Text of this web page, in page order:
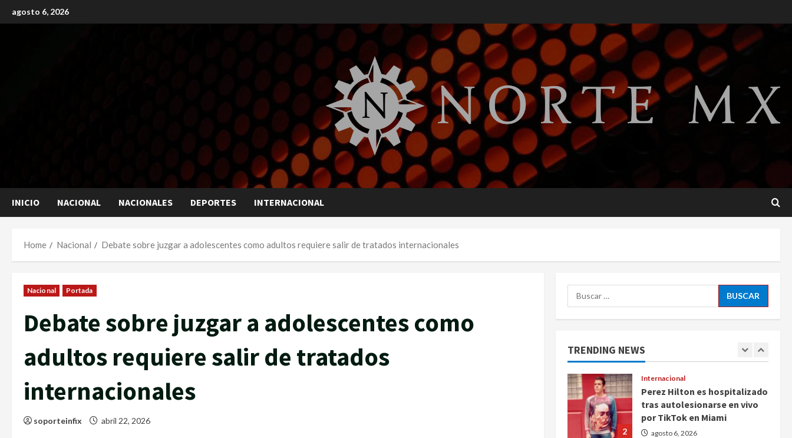
to
agosto 6, 2026
INICIO NACIONAL NACIONALES DEPORTES INTERNACIONAL
Home Nacional Debate sobre juzgar a adolescentes como adultos requiere salir de tratados internacionales
Nacional Portada
Debate sobre juzgar a adolescentes como
adultos requiere salir de tratados
internacionales
soporteinfix abril 22, 2026
Buscar:
TRENDING NEWS
2
tras autolesionarse en vivo
por TikTok en Miami
agosto 6, 2026
3
Deportes Nacional
Aficionado encara a Mikel
Arriola en vuelo y exige
regreso del ascenso
agosto 6, 2026
nuevo hospital en
agosto 6, 2026
colonias de Tijuana
1
2
Internacional
Perez Hilton es hospitalizado
tras autolesionarse en vivo
por TikTok en Miami
agosto 6, 2026